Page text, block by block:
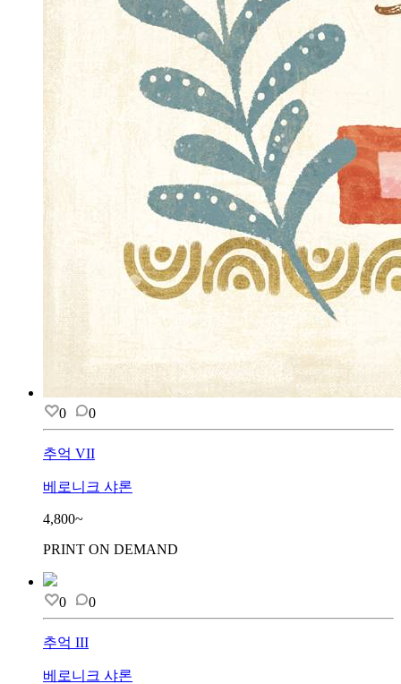
0 0
추억 VII
베로니크 샤론
4,800~
PRINT ON DEMAND
0 0
추억 III
베로니크 샤론